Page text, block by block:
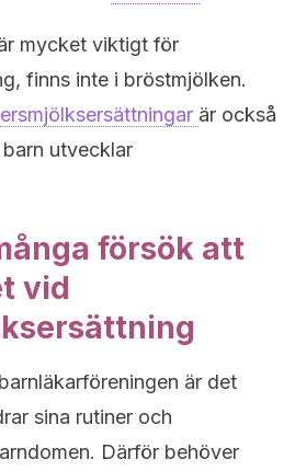
mycket viktigt för
finns inte i bröstmjölken.
är också
utvecklar
försök att
vid
är det
sina rutiner och
Därför behöver